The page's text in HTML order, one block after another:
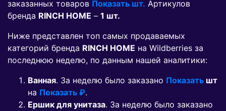
заказанных товаров Показать шт. Артикулов
бренда RINCH HOME – 1 шт.
Ниже представлен топ самых продаваемых
категорий бренда RINCH HOME на Wildberries за
последнюю неделю, по данным нашей аналитики:
Ванная. За неделю было заказано Показать шт
на Показать ₽.
Ершик для унитаза. За неделю было заказано